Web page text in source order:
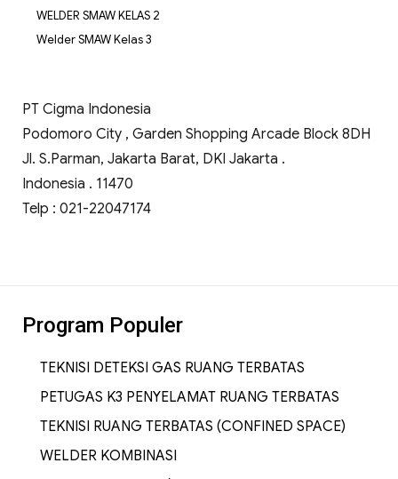
WELDER SMAW KELAS 2
Welder SMAW Kelas 3
PT Cigma Indonesia
Podomoro City , Garden Shopping Arcade Block 8DH
Jl. S.Parman, Jakarta Barat, DKI Jakarta .
Indonesia . 11470
Telp : 021-22047174
Program Populer
TEKNISI DETEKSI GAS RUANG TERBATAS
PETUGAS K3 PENYELAMAT RUANG TERBATAS
TEKNISI RUANG TERBATAS (CONFINED SPACE)
WELDER KOMBINASI